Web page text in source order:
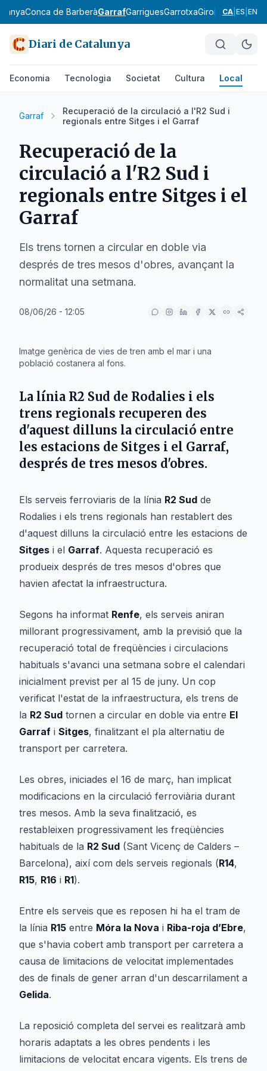
Conca de BarberàGarrafGarriguesGarrotxaGironèsLluçanès
CA ES EN
Diari de Catalunya
Economia Tecnologia Societat Cultura Local
Garraf
Recuperació de la circulació a l'R2 Sud i
regionals entre Sitges i el Garraf
Recuperació de la
circulació a l'R2 Sud i
regionals entre Sitges i el
Garraf
Els trens tornen a circular en doble via
després de tres mesos d'obres, avançant la
normalitat una setmana.
08/06/26 - 12:05
Imatge genèrica de vies de tren amb el mar i una
població costanera al fons.
La línia R2 Sud de Rodalies i els
trens regionals recuperen des
d'aquest dilluns la circulació entre
les estacions de Sitges i el Garraf,
després de tres mesos d'obres.
Els serveis ferroviaris de la línia R2 Sud de
Rodalies i els trens regionals han restablert des
d'aquest dilluns la circulació entre les estacions de
Sitges i el Garraf. Aquesta recuperació es
produeix després de tres mesos d'obres que
havien afectat la infraestructura.
Segons ha informat Renfe, els serveis aniran
millorant progressivament, amb la previsió que la
recuperació total de freqüències i circulacions
habituals s'avanci una setmana sobre el calendari
inicialment previst per al 15 de juny. Un cop
verificat l'estat de la infraestructura, els trens de
la R2 Sud tornen a circular en doble via entre El
Garraf i Sitges, finalitzant el pla alternatiu de
transport per carretera.
Les obres, iniciades el 16 de març, han implicat
modificacions en la circulació ferroviària durant
tres mesos. Amb la seva finalització, es
restableixen progressivament les freqüències
habituals de la R2 Sud (Sant Vicenç de Calders –
Barcelona), així com dels serveis regionals (R14,
R15, R16 i R1).
Entre els serveis que es reposen hi ha el tram de
la línia R15 entre Móra la Nova i Riba-roja d’Ebre,
que s'havia cobert amb transport per carretera a
causa de limitacions de velocitat implementades
des de finals de gener arran d'un descarrilament a
Gelida.
La reposició completa del servei es realitzarà amb
horaris adaptats a les obres pendents i les
limitacions de velocitat encara vigents. Els trens de